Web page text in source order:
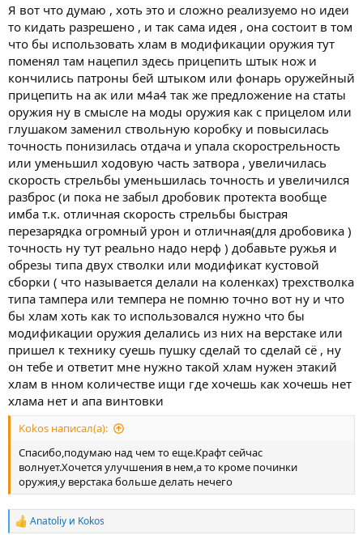
Я вот что думаю , хоть это и сложно реализуемо но идеи
то кидать разрешено , и так сама идея , она состоит в том
что бы использовать хлам в модификации оружия тут
поменял там нацепил здесь прицепить штык нож и
кончились патроны бей штыком или фонарь оружейный
прицепить на ак или м4а4 так же предложение на статы
оружия ну в смысле на моды оружия как с прицелом или
глушаком заменил ствольную коробку и повысилась
точность понизилась отдача и упала скорострельность
или уменьшил ходовую часть затвора , увеличилась
скорость стрельбы уменьшилась точность и увеличился
разброс (и пока не забыл дробовик протекта вообще
имба т.к. отличная скорость стрельбы быстрая
перезарядка огромный урон и отличная(для дробовика )
точность ну тут реально надо нерф ) добавьте ружья и
обрезы типа двух стволки или модификат кустовой
сборки ( что называется делали на коленках) трехстволка
типа тампера или темпера не помню точно вот ну и что
бы хлам хоть как то использовался нужно что бы
модификации оружия делались из них на верстаке или
пришел к технику суешь пушку сделай то сделай сё , ну
он тебе и ответит мне нужно такой хлам нужен этакий
хлам в нном количестве ищи где хочешь как хочешь нет
хлама нет и апа винтовки
Kokos написал(а):
Спасибо,подумаю над чем то еще.Крафт сейчас
волнует.Хочется улучшения в нем,а то кроме починки
оружия,у верстака больше делать нечего
Р
Anatoliy и Kokos